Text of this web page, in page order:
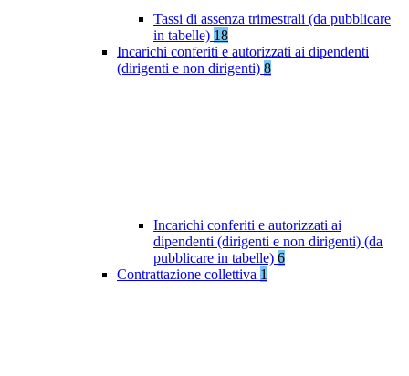
Tassi di assenza trimestrali (da pubblicare
in tabelle) 18
Incarichi conferiti e autorizzati ai dipendenti
(dirigenti e non dirigenti) 8
Incarichi conferiti e autorizzati ai
dipendenti (dirigenti e non dirigenti) (da
pubblicare in tabelle) 6
Contrattazione collettiva 1